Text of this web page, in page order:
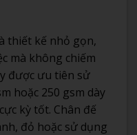
thiết kế nhỏ gọn,
mà không chiếm
được ưu tiên sử
hoặc 250 gsm dày
kỳ tốt. Chân đế
đỏ hoặc sử dụng